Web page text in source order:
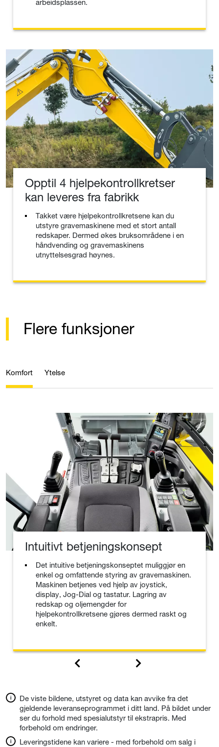
arbeidsplassen.
Opptil 4 hjelpekontrollkretser
kan leveres fra fabrikk
Takket være hjelpekontrollkretsene kan du
utstyre gravemaskinene med et stort antall
redskaper. Dermed økes bruksområdene i en
håndvending og gravemaskinens
utnyttelsesgrad høynes.
Flere funksjoner
Komfort Ytelse
Intuitivt betjeningskonsept
Det intuitive betjeningskonseptet muliggjør en
enkel og omfattende styring av gravemaskinen.
Maskinen betjenes ved hjelp av joystick,
display, Jog-Dial og tastatur. Lagring av
redskap og oljemengder for
hjelpekontrollkretsene gjøres dermed raskt og
enkelt.
De viste bildene, utstyret og data kan avvike fra det
gjeldende leveranseprogrammet i ditt land. På bildet under
ser du forhold med spesialutstyr til ekstrapris. Med
forbehold om endringer.
Leveringstidene kan variere - med forbehold om salg i